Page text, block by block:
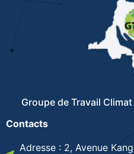
Groupe de Travail
Contacts
Adresse : 2, Avenue